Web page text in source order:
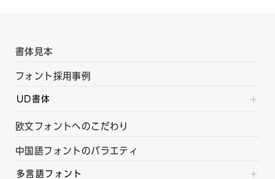
書体見本
フォント採用事例
UD書体
欧文フォントへのこだわり
中国語フォントのバラエティ
多言語フォント